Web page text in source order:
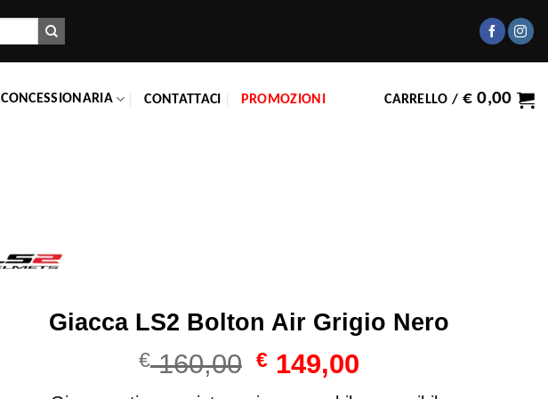
CONCESSIONARIA CONTATTACI PROMOZIONI CARRELLO / € 0,00
Giacca LS2 Bolton Air Grigio Nero
€160,00 Il
prezzo
€ 149,00